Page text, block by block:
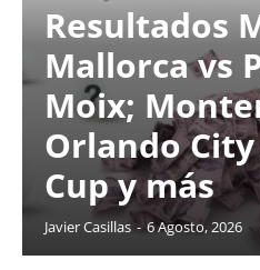
Resultados
Mallorca vs
Moix;
Orlando
Cup y más
Javier Casillas - 6 Agosto, 2026